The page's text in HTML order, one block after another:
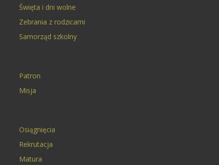
Święta i dni wolne
Zebrania z rodzicami
Samorząd szkolny
Patron
Misja
Osiągnięcia
Rekrutacja
Matura